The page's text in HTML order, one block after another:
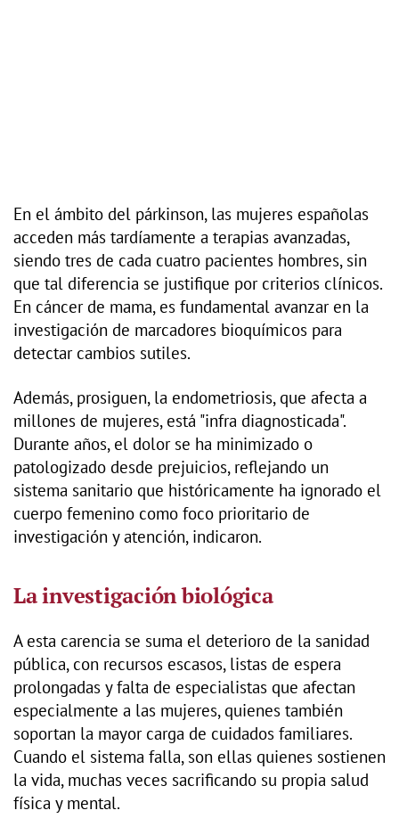
En el ámbito del párkinson, las mujeres españolas
acceden más tardíamente a terapias avanzadas,
siendo tres de cada cuatro pacientes hombres, sin
que tal diferencia se justifique por criterios clínicos.
En cáncer de mama, es fundamental avanzar en la
investigación de marcadores bioquímicos para
detectar cambios sutiles.
Además, prosiguen, la endometriosis, que afecta a
millones de mujeres, está "infra diagnosticada".
Durante años, el dolor se ha minimizado o
patologizado desde prejuicios, reflejando un
sistema sanitario que históricamente ha ignorado el
cuerpo femenino como foco prioritario de
investigación y atención, indicaron.
La investigación biológica
A esta carencia se suma el deterioro de la sanidad
pública, con recursos escasos, listas de espera
prolongadas y falta de especialistas que afectan
especialmente a las mujeres, quienes también
soportan la mayor carga de cuidados familiares.
Cuando el sistema falla, son ellas quienes sostienen
la vida, muchas veces sacrificando su propia salud
física y mental.